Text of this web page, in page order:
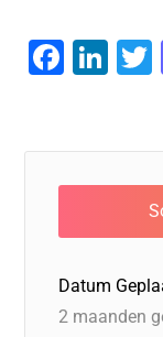
F
e
b
o
o
k
Li
e
dI
n
Datum
2 maanden